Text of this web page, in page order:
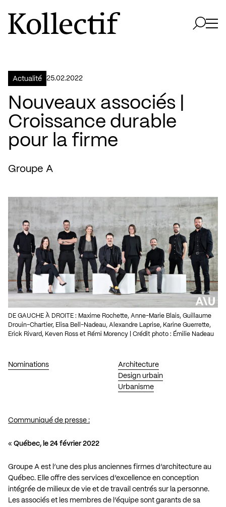
Aller à la page d'accueil
Logo Kollectif
Actualité 25.02.2022
Nouveaux associés |
Croissance durable
pour la firme
Groupe A
Nominations
Architecture
Design urbain
Urbanisme
DE GAUCHE À DROITE : Maxime Rochette, Anne-Marie Blais, Guillaume
Drouin-Chartier, Elisa Bell-Nadeau, Alexandre Laprise, Karine Guerrette,
Erick Rivard, Keven Ross et Rémi Morency | Crédit photo : Émilie Nadeau
Communiqué de presse :
« Québec, le 24 février 2022
Groupe A est l’une des plus anciennes firmes d’architecture au
Québec. Elle offre des services d’excellence en conception
intégrée de milieux de vie et de travail centrés sur la personne.
Les associés et les membres de l’équipe sont garants de sa